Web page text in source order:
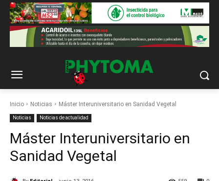
Inicio Noticias Máster Interuniversitario en Sanidad Vegetal
Noticias Noticias de actualidad
Máster Interuniversitario en
Sanidad Vegetal